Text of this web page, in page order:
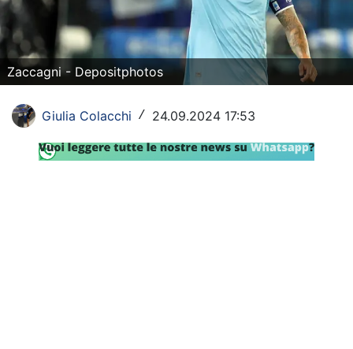
Altri Sport
Formula 1
Vela
SHOP LAZIO
Zaccagni - Depositphotos
Giulia Colacchi / 24.09.2024 17:53